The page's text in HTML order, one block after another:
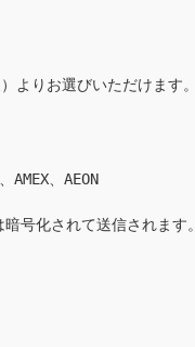
よりお選びいただけます。
AMEX、AEON
号化されて送信されます。